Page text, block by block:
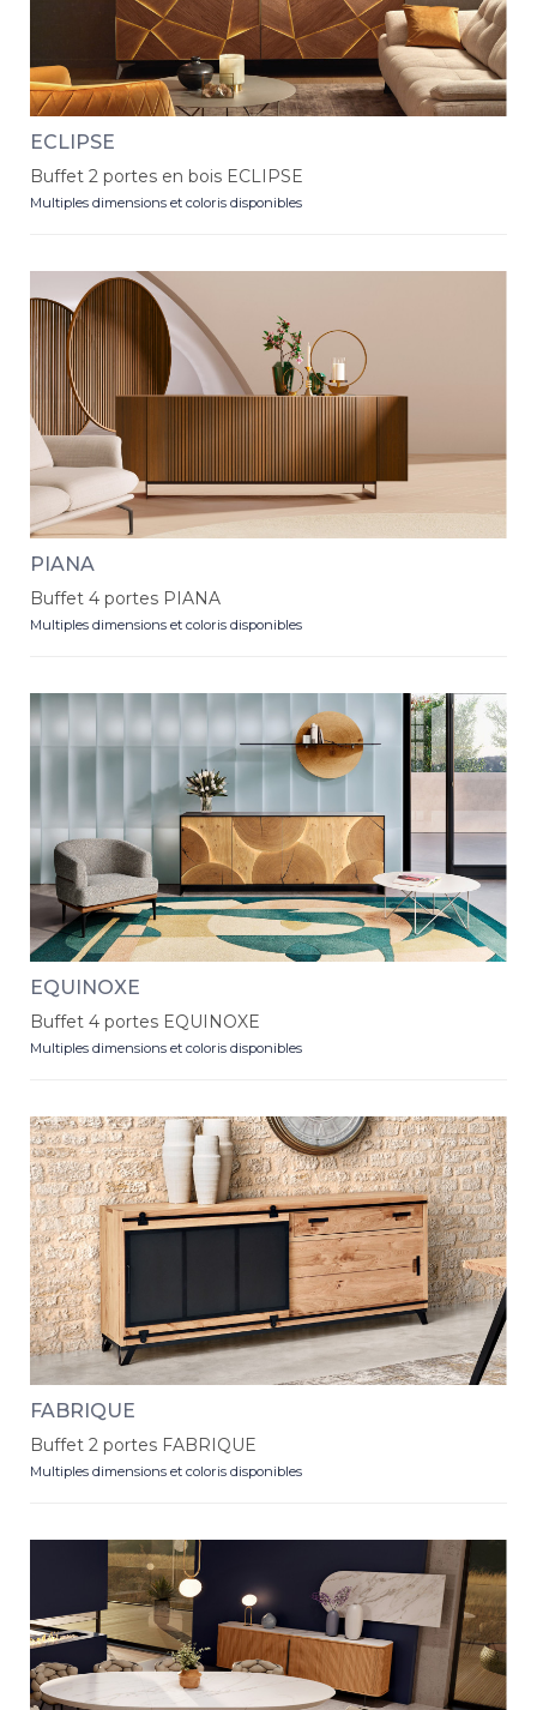
ECLIPSE
Buffet 2 portes en bois ECLIPSE
Multiples dimensions et coloris disponibles
PIANA
Buffet 4 portes PIANA
Multiples dimensions et coloris disponibles
EQUINOXE
Buffet 4 portes EQUINOXE
Multiples dimensions et coloris disponibles
FABRIQUE
Buffet 2 portes FABRIQUE
Multiples dimensions et coloris disponibles